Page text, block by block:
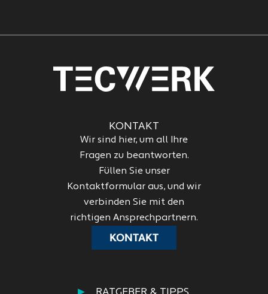
KONTAKT
Wir sind hier, um all Ihre
Fragen zu beantworten.
Füllen Sie unser
Kontaktformular aus, und wir
verbinden Sie mit den
richtigen Ansprechpartnern.
KONTAKT